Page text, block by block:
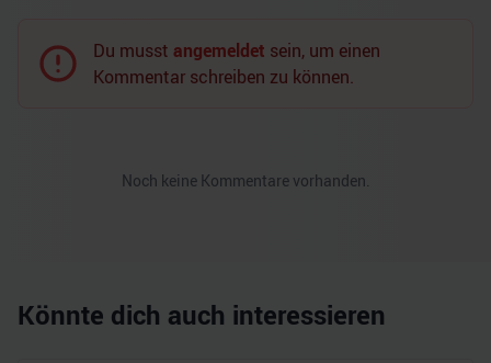
Du musst angemeldet sein, um einen
Kommentar schreiben zu können.
Noch keine Kommentare vorhanden.
Könnte dich auch interessieren